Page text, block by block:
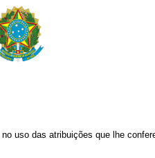
no uso das atribuições que lhe